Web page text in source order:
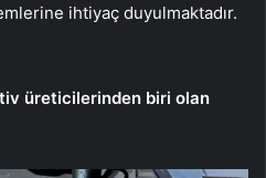
ihtiyaç duyulmaktadır.
üreticilerinden biri olan